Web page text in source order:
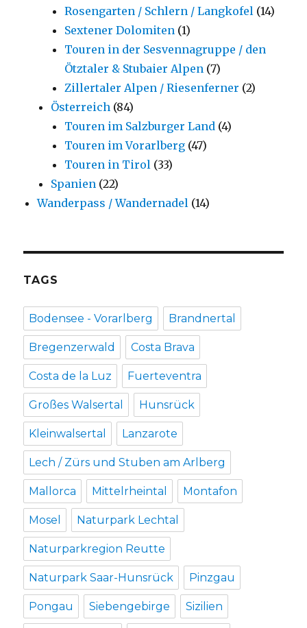
Rosengarten / Schlern / Langkofel (14)
Sextener Dolomiten (1)
Touren in der Sesvennagruppe / den
Ötztaler & Stubaier Alpen (7)
Zillertaler Alpen / Riesenferner (2)
Österreich (84)
Touren im Salzburger Land (4)
Touren im Vorarlberg (47)
Touren in Tirol (33)
Spanien (22)
Wanderpass / Wandernadel (14)
TAGS
Bodensee - Vorarlberg Brandnertal
Bregenzerwald Costa Brava
Costa de la Luz Fuerteventra
Großes Walsertal Hunsrück
Kleinwalsertal Lanzarote
Lech / Zürs und Stuben am Arlberg
Mallorca Mittelrheintal Montafon
Mosel Naturpark Lechtal
Naturparkregion Reutte
Naturpark Saar-Hunsrück Pinzgau
Pongau Siebengebirge Sizilien